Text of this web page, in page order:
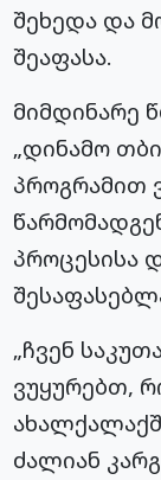
შეხედა და
შეაფასა.
მიმდინარე
„დინამო
პროგრამით
პროცესისა
„ჩვენ
ვუყურებთ,
ძალიან